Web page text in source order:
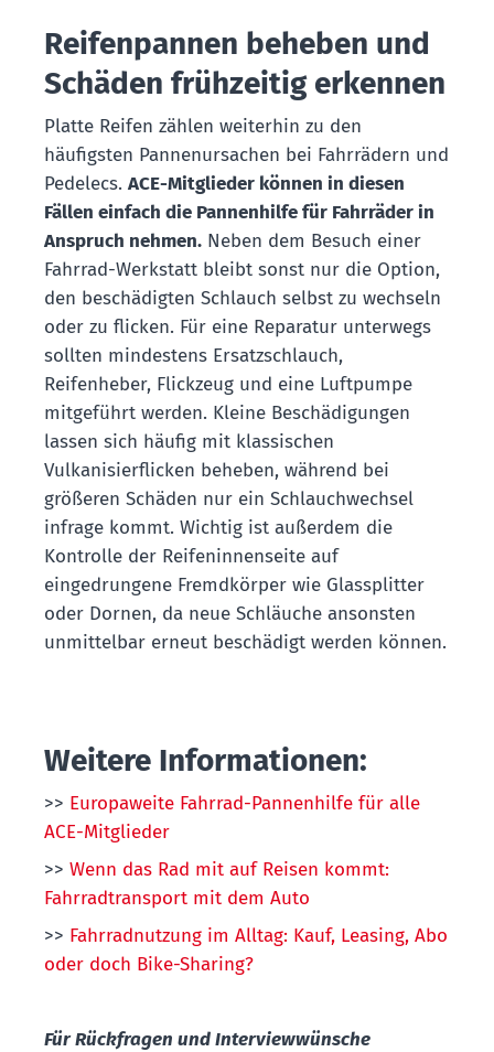
Reifenpannen beheben und
Schäden frühzeitig erkennen
Platte Reifen zählen weiterhin zu den
häufigsten Pannenursachen bei Fahrrädern und
Pedelecs. ACE-Mitglieder können in diesen
Fällen einfach die Pannenhilfe für Fahrräder in
Anspruch nehmen. Neben dem Besuch einer
Fahrrad-Werkstatt bleibt sonst nur die Option,
den beschädigten Schlauch selbst zu wechseln
oder zu flicken. Für eine Reparatur unterwegs
sollten mindestens Ersatzschlauch,
Reifenheber, Flickzeug und eine Luftpumpe
mitgeführt werden. Kleine Beschädigungen
lassen sich häufig mit klassischen
Vulkanisierflicken beheben, während bei
größeren Schäden nur ein Schlauchwechsel
infrage kommt. Wichtig ist außerdem die
Kontrolle der Reifeninnenseite auf
eingedrungene Fremdkörper wie Glassplitter
oder Dornen, da neue Schläuche ansonsten
unmittelbar erneut beschädigt werden können.
Weitere Informationen:
>> Europaweite Fahrrad-Pannenhilfe für alle
ACE-Mitglieder
>> Wenn das Rad mit auf Reisen kommt:
Fahrradtransport mit dem Auto
>> Fahrradnutzung im Alltag: Kauf, Leasing, Abo
oder doch Bike-Sharing?
Für Rückfragen und Interviewwünsche